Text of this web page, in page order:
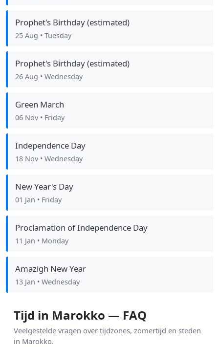
Prophet's Birthday (estimated)
25 Aug • Tuesday
Prophet's Birthday (estimated)
26 Aug • Wednesday
Green March
06 Nov • Friday
Independence Day
18 Nov • Wednesday
New Year's Day
01 Jan • Friday
Proclamation of Independence Day
11 Jan • Monday
Amazigh New Year
13 Jan • Wednesday
Tijd in Marokko — FAQ
Veelgestelde vragen over tijdzones, zomertijd en steden
in Marokko.